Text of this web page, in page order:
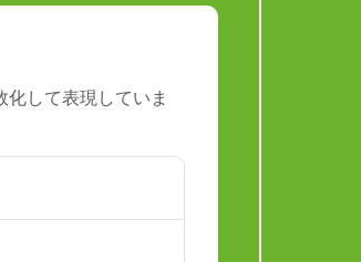
して表現していま